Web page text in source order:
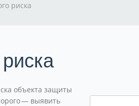
риска
объекта защиты
— выявить